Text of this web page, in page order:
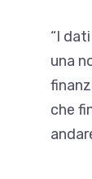
“I
una
che